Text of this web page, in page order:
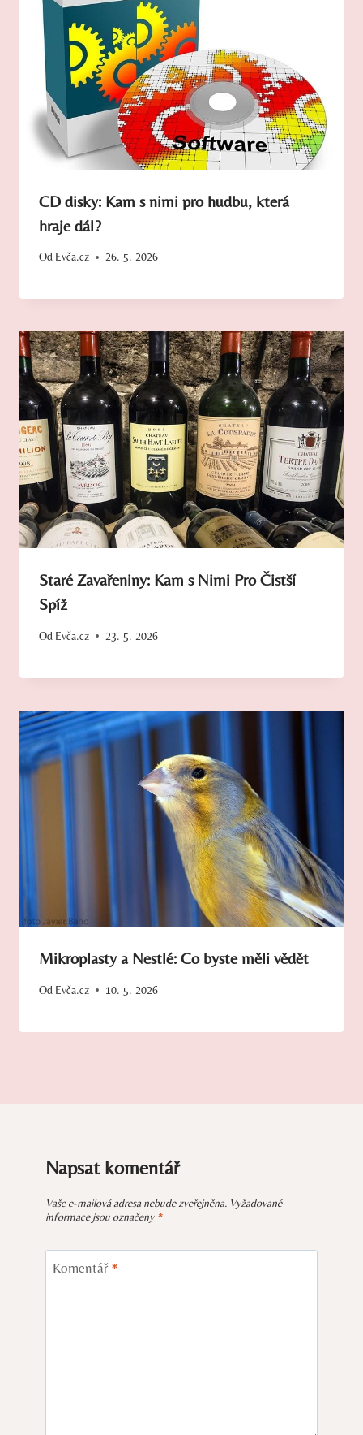
CD disky: Kam s nimi pro hudbu, která
hraje dál?
Od Evča.cz 26. 5. 2026
Staré Zavařeniny: Kam s Nimi Pro Čistší
Spíž
Od Evča.cz 23. 5. 2026
Mikroplasty a Nestlé: Co byste měli vědět
Od Evča.cz 10. 5. 2026
Napsat komentář
Vaše e-mailová adresa nebude zveřejněna. Vyžadované
informace jsou označeny *
Komentář *